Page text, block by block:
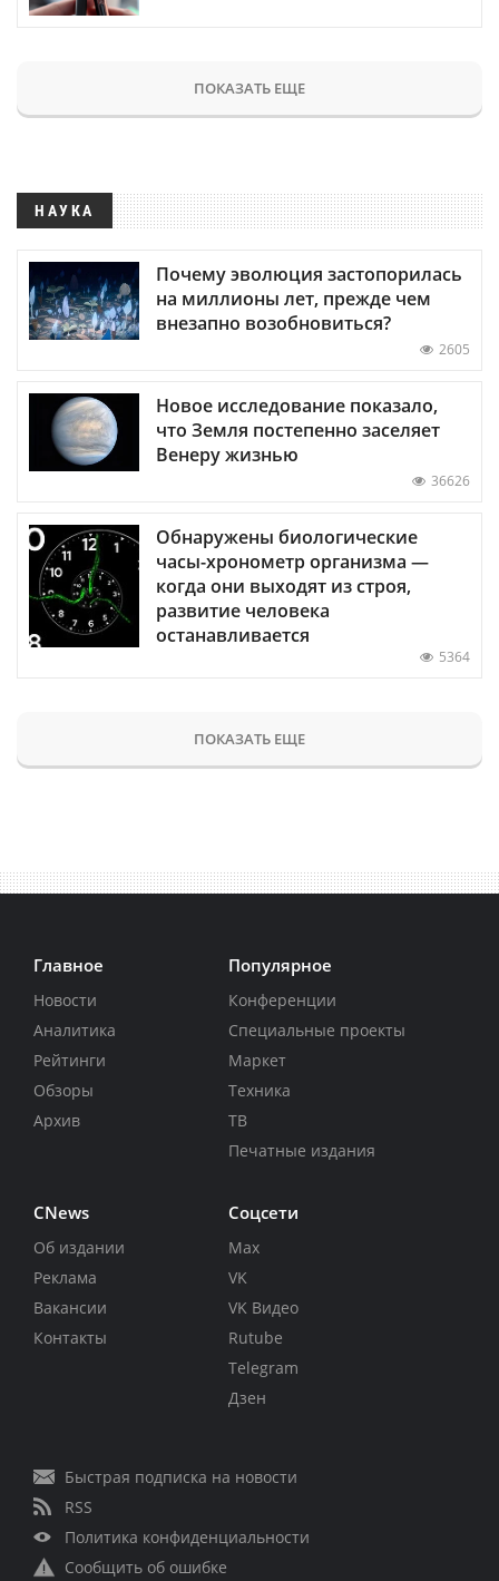
ПОКАЗАТЬ ЕЩЕ
НАУКА
Почему эволюция застопорилась
на миллионы лет, прежде чем
внезапно возобновиться?
2605
Новое исследование показало,
что Земля постепенно заселяет
Венеру жизнью
36626
Обнаружены биологические
часы-хронометр организма —
когда они выходят из строя,
развитие человека
останавливается
5364
ПОКАЗАТЬ ЕЩЕ
Главное
Новости
Аналитика
Рейтинги
Обзоры
Архив
Популярное
Конференции
Специальные проекты
Маркет
Техника
ТВ
Печатные издания
CNews
Об издании
Реклама
Вакансии
Контакты
Соцсети
Max
VK
VK Видео
Rutube
Telegram
Дзен
Быстрая подписка на новости
RSS
Политика конфиденциальности
Сообщить об ошибке